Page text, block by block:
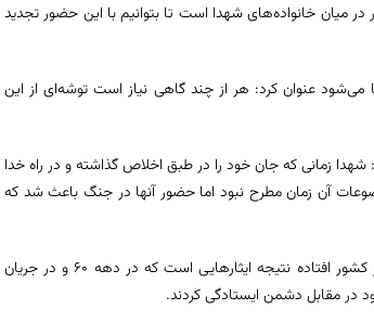
خانواده‌های شهدا است تا بتوانیم با این حضور تجدید
می‌شود عنوان کرد: هر از چند گاهی نیاز است توشه‌ای از این
زمانی که جان خود را در طبق اخلاص گذاشته و در راه خدا
آن زمان مطرح نبود اما حضور آنها در جنگ باعث شد که
وی یادآور شد: اگر امروز زندگی بر مدار موفقیت است و اتفاقات خوبی در کشور افتاده نتیجه ایثارهایی است که در دهه ۶۰ و در جریان
مقابل دشمن ایستادگی کردند.